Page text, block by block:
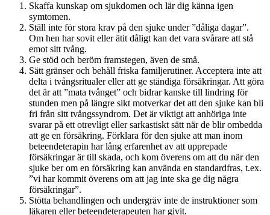
Skaffa kunskap om sjukdomen och lär dig känna igen
symtomen.
Ställ inte för stora krav på den sjuke under ”dåliga dagar”.
Om hen har sovit eller ätit dåligt kan det vara svårare att stå
emot sitt tvång.
Ge stöd och beröm framstegen, även de små.
Sätt gränser och behåll friska familjerutiner. Acceptera inte att
delta i tvångsritualer eller att ge ständiga försäkringar. Att göra
det är att ”mata tvånget” och bidrar kanske till lindring för
stunden men på längre sikt motverkar det att den sjuke kan bli
fri från sitt tvångssyndrom. Det är viktigt att anhöriga inte
svarar på ett otrevligt eller sarkastiskt sätt när de blir ombedda
att ge en försäkring. Förklara för den sjuke att man inom
beteendeterapin har lång erfarenhet av att upprepade
försäkringar är till skada, och kom överens om att du när den
sjuke ber om en försäkring kan använda en standardfras, t.ex.
”vi har kommit överens om att jag inte ska ge dig några
försäkringar”.
Stötta behandlingen och undergräv inte de instruktioner som
läkaren eller beteendeterapeuten har givit.